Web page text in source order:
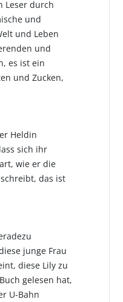
Leser durch
und
und Leben
und
es ist ein
und Zucken,
Heldin
sich ihr
wie er die
das ist
junge Frau
diese Lily zu
gelesen hat,
U-Bahn